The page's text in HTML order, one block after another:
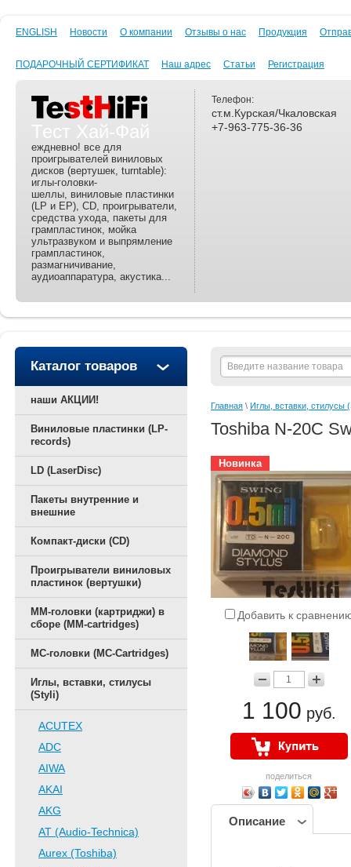
ENGLISH Новости О компании Отзывы о нас Продукция
ПОДАРОЧНЫЙ СЕРТИФИКАТ Наш адрес Статьи Регистрация
Тест Хай-Фай
еждневно! все для
проигрывателей виниловых
дисков (вертушек, turntable):
иглы-головки-
шеллы, виниловые пластинки
(LP и EP), CD, проигрыватели,
средства ухода, пакеты для
грампластинок, мойка
ультразвуком и выпрямление
грампластинок,
размагничивание,
аудиоаппаратура, акустика...
Телефон:
ст.м.Курская/Чкаловская
+7-963-775-36-36
Каталог товаров
наши АКЦИИ!
Виниловые пластинки (LP-
records)
LD (LaserDisc)
Пакеты внутренние и
внешние
Компакт-диски (CD)
Проигрыватели виниловых
пластинок (вертушки)
ММ-головки (картриджи) в
сборе (MM-cartridges)
MC-головки (MC-Cartridges)
Иглы, вставки, стилусы
(Styli)
ACUTEX
ADC
AIWA
AKAI
AKG
AT (Audio-Technica)
Aurex (Toshiba)
Главная \ Иглы, вставки, стилусы
Toshiba N-20C
Новинка
Добавить к
1 100 руб.
поделиться
Описание